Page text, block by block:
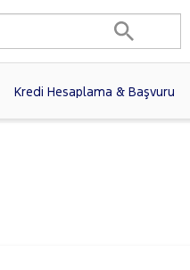
Kredi Hesaplama & Başvuru